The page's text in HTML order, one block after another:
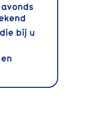
bij u